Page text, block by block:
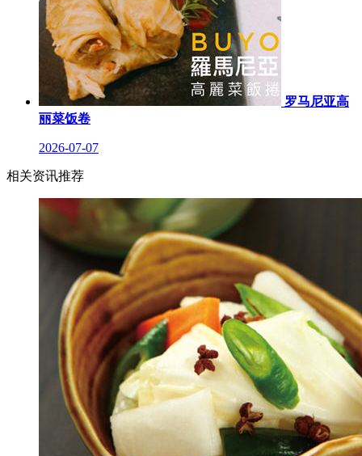
罗马尼亚高
丽菜饭卷
2026-07-07
相关资讯推荐